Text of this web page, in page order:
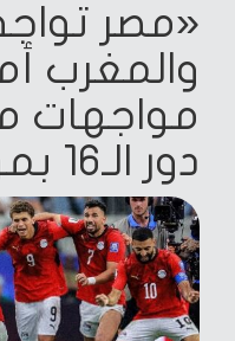
«مصر تواجه
والمغرب
مواجهات
دور الـ16 بمونديال 2026